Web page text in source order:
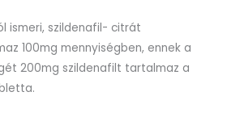
ismeri, szildenafil- citrát
100mg mennyiségben, ennek a
200mg szildenafilt tartalmaz a